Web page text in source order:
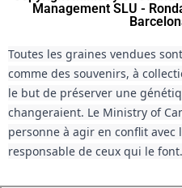
Management SLU -
Toutes les graines vendues
comme des souvenirs, à
le but de préserver une
changeraient. Le Ministry of
personne à agir en conflit
responsable de ceux qui le font.